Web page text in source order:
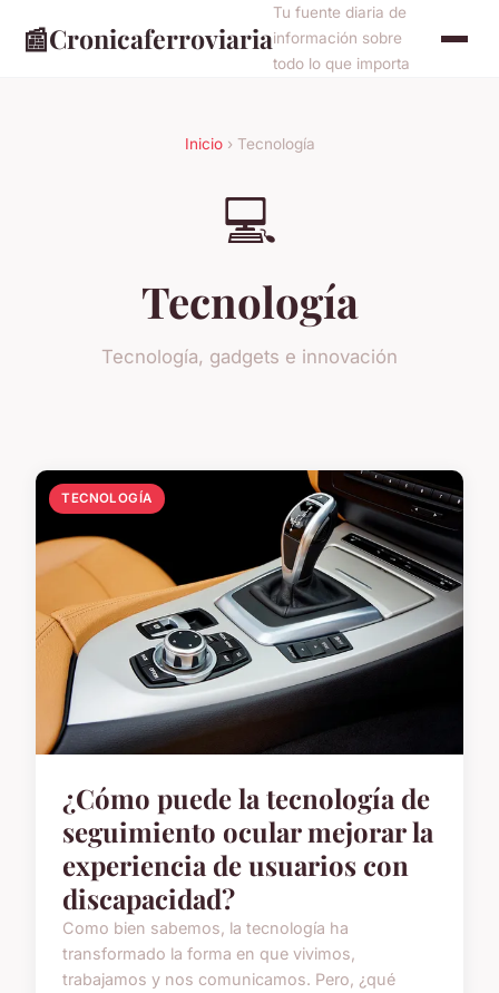
📰Cronicaferroviaria
Tu fuente diaria de
información sobre
todo lo que importa
Inicio› Tecnología
💻
Tecnología
Tecnología, gadgets e innovación
TECNOLOGÍA
¿Cómo puede la tecnología de
seguimiento ocular mejorar la
experiencia de usuarios con
discapacidad?
Como bien sabemos, la tecnología ha
transformado la forma en que vivimos,
trabajamos y nos comunicamos. Pero, ¿qué